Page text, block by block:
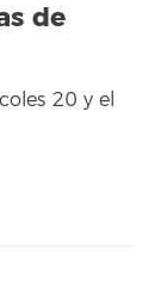
de
20 y el